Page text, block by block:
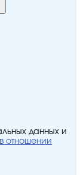
данных и
отношении